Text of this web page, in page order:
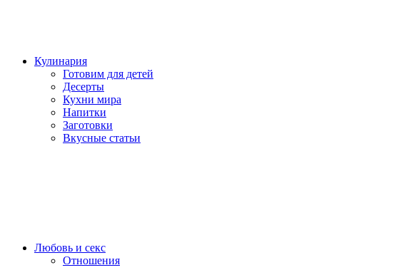
Кулинария
Готовим для детей
Десерты
Кухни мира
Напитки
Заготовки
Вкусные статьи
Любовь и секс
Отношения